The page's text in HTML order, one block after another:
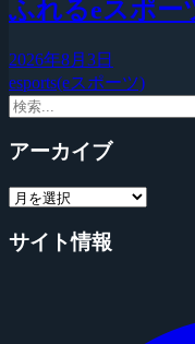
ふれるeスポー
2026年8月3日
esports(eスポーツ)
アーカイブ
サイト情報